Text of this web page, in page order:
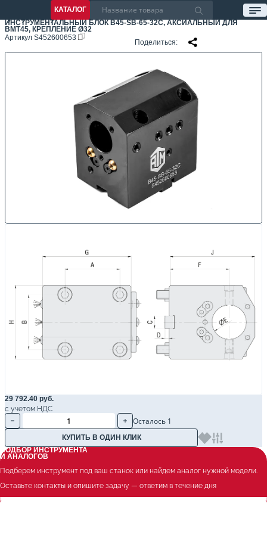
КАТАЛОГ
ИНСТРУМЕНТАЛЬНЫЙ БЛОК B45-SB-65-32C, АКСИАЛЬНЫЙ ДЛЯ
BMT45, КРЕПЛЕНИЕ Ø32
Артикул S452600653
Поделиться
29 792.40 руб.
с учетом НДС
Осталось 1
КУПИТЬ В ОДИН КЛИК
ПОДБОР ИНСТРУМЕНТА
И АНАЛОГОВ
Подберем инструмент под ваш станок или найдем аналог нужной модели.
Оставьте контакты и опишите задачу — ответим в течение дня